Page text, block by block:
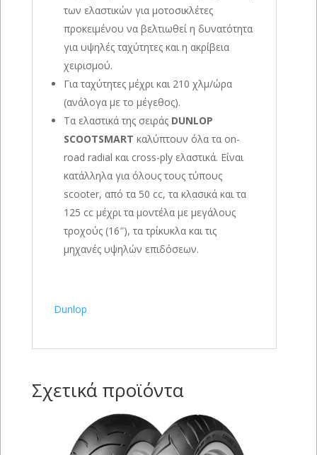
των ελαστικών για μοτοσικλέτες
προκειμένου να βελτιωθεί η δυνατότητα
για υψηλές ταχύτητες και η ακρίβεια
χειρισμού.
Για ταχύτητες μέχρι και 210 χλμ/ώρα
(ανάλογα με το μέγεθος).
Τα ελαστικά της σειράς DUNLOP
SCOOTSMART καλύπτουν όλα τα on-
road radial και cross-ply ελαστικά. Είναι
κατάλληλα για όλους τους τύπους
scooter, από τα 50 cc, τα κλασικά και τα
125 cc μέχρι τα μοντέλα με μεγάλους
τροχούς (16″), τα τρίκυκλα και τις
μηχανές υψηλών επιδόσεων.
Dunlop
Σχετικά προϊόντα